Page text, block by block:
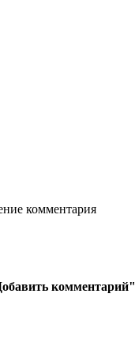
комментария
комментарий"